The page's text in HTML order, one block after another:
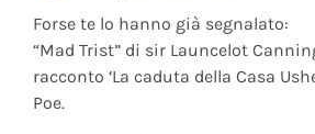
Forse te lo hanno già segnalato:
“Mad Trist” di sir Launcelot
racconto ‘La caduta della Casa
Poe.